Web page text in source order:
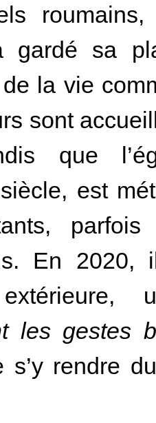
gardé sa
la vie
sont
que
est
En
les gestes
s’y rendre